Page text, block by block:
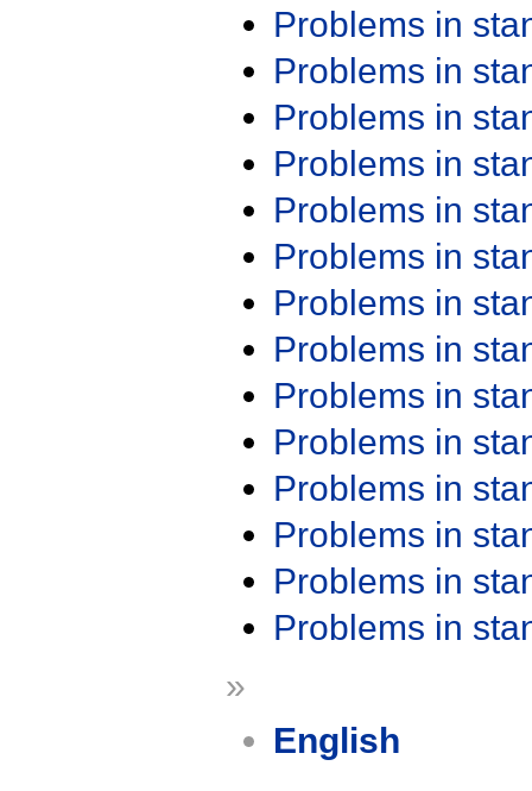
Problems in
Problems in
Problems in
Problems in
Problems in
Problems in
Problems in
Problems in
Problems in
Problems in
Problems in
Problems in
Problems in
Problems in
»
English